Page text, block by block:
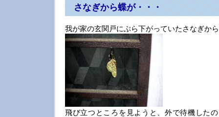
さなぎから蝶が・・・
我が家の玄関戸にぶら下がっていたさなぎか
飛び立つところを見ようと、外で待機した